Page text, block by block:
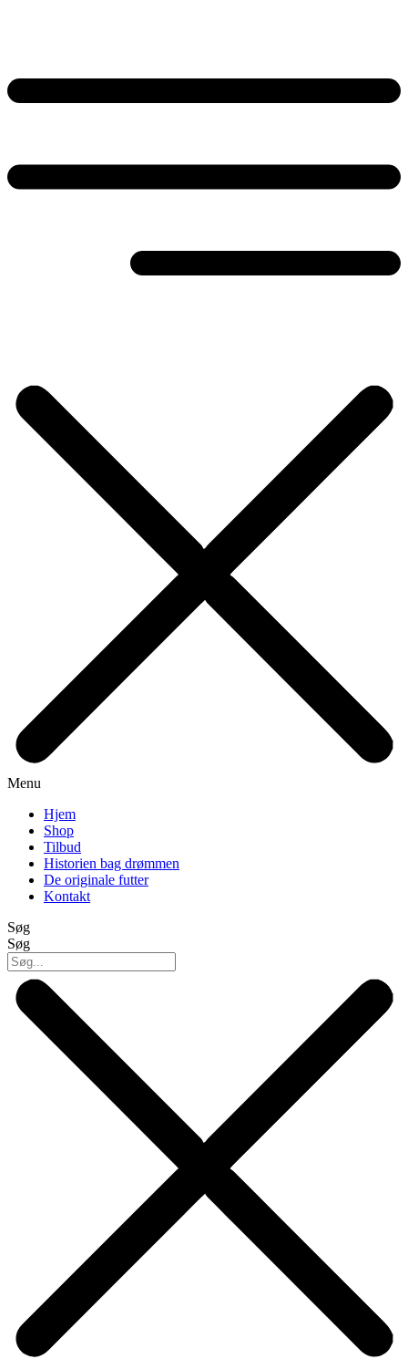
Menu
Hjem
Shop
Tilbud
Historien bag drømmen
De originale futter
Kontakt
Søg
Søg